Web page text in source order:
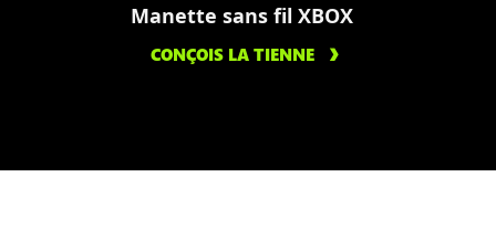
Manette sans fil XBOX
CONÇOIS LA TIENNE